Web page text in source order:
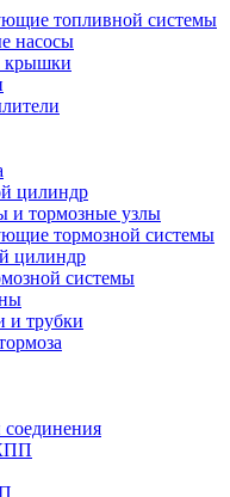
топливной системы
насосы
крышки
цилиндр
и тормозные узлы
тормозной системы
цилиндр
системы
и трубки